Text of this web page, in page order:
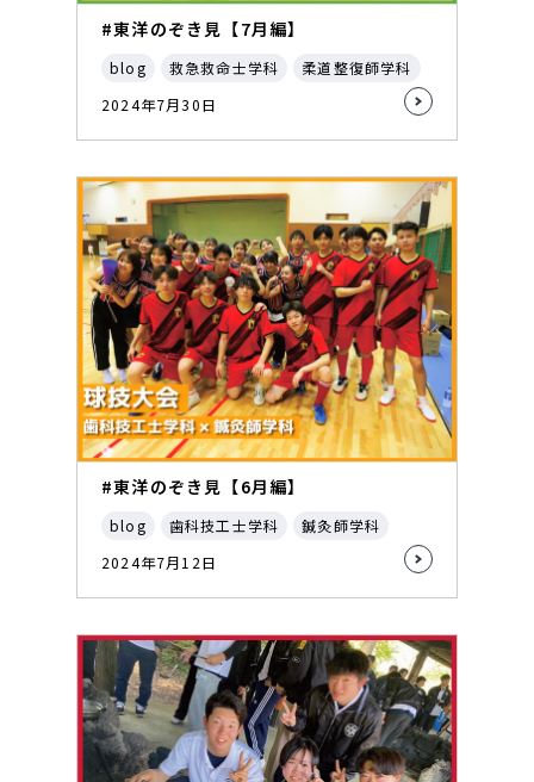
#東洋のぞき見【7月編】
blog 救急救命士学科
柔道整復師学科
2024年7月30日
#東洋のぞき見【6月編】
blog 歯科技工士学科
鍼灸師学科
2024年7月12日